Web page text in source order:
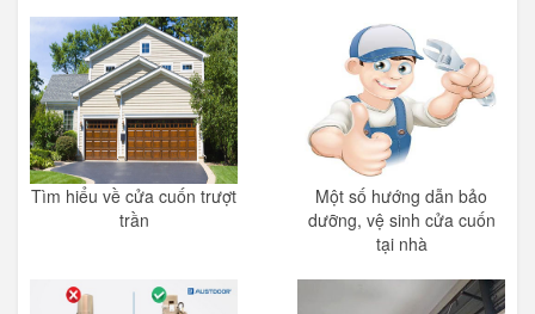
Tìm hiểu về cửa cuốn trượt
trần
Một số hướng dẫn bảo
dưỡng, vệ sinh cửa cuốn
tại nhà